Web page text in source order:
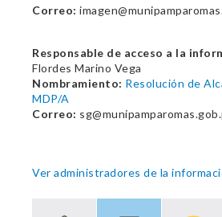
Correo:
Responsable de acceso a la
Flordes Marino Vega
Nombramiento: Resolución de
MDP/A
Correo:
Ver administradores de la